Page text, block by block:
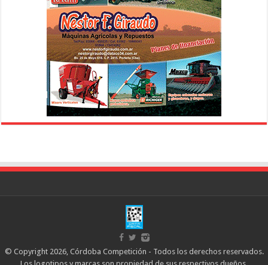
© Copyright 2026, Córdoba Competición - Todos los derechos reservados.